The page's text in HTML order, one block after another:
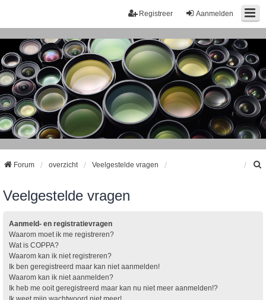
Aanmelden
Registreer
Forum overzicht Veelgestelde vragen
Veelgestelde vragen
Aanmeld- en registratievragen
Waarom moet ik me registreren?
Wat is COPPA?
Waarom kan ik niet registreren?
Ik ben geregistreerd maar kan niet aanmelden!
Waarom kan ik niet aanmelden?
Ik heb me ooit geregistreerd maar kan nu niet meer aanmelden!?